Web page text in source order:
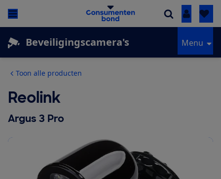
Inloggen
Beveiligingscamera's Menu
Toon alle producten
Reolink
Argus 3 Pro